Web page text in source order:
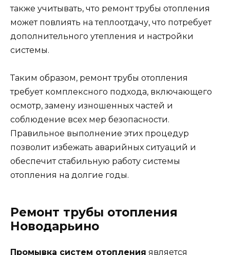
также учитывать, что ремонт трубы отопления
может повлиять на теплоотдачу, что потребует
дополнительного утепления и настройки
системы.
Таким образом, ремонт трубы отопления
требует комплексного подхода, включающего
осмотр, замену изношенных частей и
соблюдение всех мер безопасности.
Правильное выполнение этих процедур
позволит избежать аварийных ситуаций и
обеспечит стабильную работу системы
отопления на долгие годы.
Ремонт трубы отопления
Новодарьино
Промывка систем отопления является